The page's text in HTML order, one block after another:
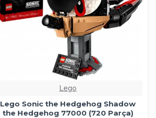
Lego
Lego Sonic the Hedgehog Shadow
the Hedgehog 77000 (720 Parça)